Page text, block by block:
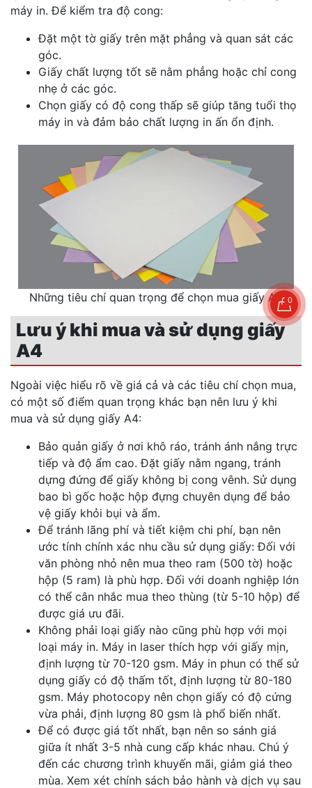
máy in. Để kiểm tra độ cong:
Đặt một tờ giấy trên mặt phẳng và quan sát các
góc.
Giấy chất lượng tốt sẽ nằm phẳng hoặc chỉ cong
nhẹ ở các góc.
Chọn giấy có độ cong thấp sẽ giúp tăng tuổi thọ
máy in và đảm bảo chất lượng in ấn ổn định.
Những tiêu chí quan trọng để chọn mua giấy A4
Lưu ý khi mua và sử dụng giấy
A4
Ngoài việc hiểu rõ về giá cả và các tiêu chí chọn mua,
có một số điểm quan trọng khác bạn nên lưu ý khi
mua và sử dụng giấy A4:
Bảo quản giấy ở nơi khô ráo, tránh ánh nắng trực
tiếp và độ ẩm cao. Đặt giấy nằm ngang, tránh
dựng đứng để giấy không bị cong vênh. Sử dụng
bao bì gốc hoặc hộp đựng chuyên dụng để bảo
vệ giấy khỏi bụi và ẩm.
Để tránh lãng phí và tiết kiệm chi phí, bạn nên
ước tính chính xác nhu cầu sử dụng giấy: Đối với
văn phòng nhỏ nên mua theo ram (500 tờ) hoặc
hộp (5 ram) là phù hợp. Đối với doanh nghiệp lớn
có thể cân nhắc mua theo thùng (từ 5-10 hộp) để
được giá ưu đãi.
Không phải loại giấy nào cũng phù hợp với mọi
loại máy in. Máy in laser thích hợp với giấy mịn,
định lượng từ 70-120 gsm. Máy in phun có thể sử
dụng giấy có độ thấm tốt, định lượng từ 80-180
gsm. Máy photocopy nên chọn giấy có độ cứng
vừa phải, định lượng 80 gsm là phổ biến nhất.
Để có được giá tốt nhất, bạn nên so sánh giá
giữa ít nhất 3-5 nhà cung cấp khác nhau. Chú ý
đến các chương trình khuyến mãi, giảm giá theo
mùa. Xem xét chính sách bảo hành và dịch vụ sau
0